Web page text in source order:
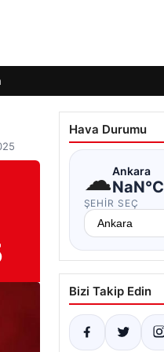
Hava Durumu
☁Ankara
NaN°C
ŞEHIR SEÇ
Bizi Takip Edin